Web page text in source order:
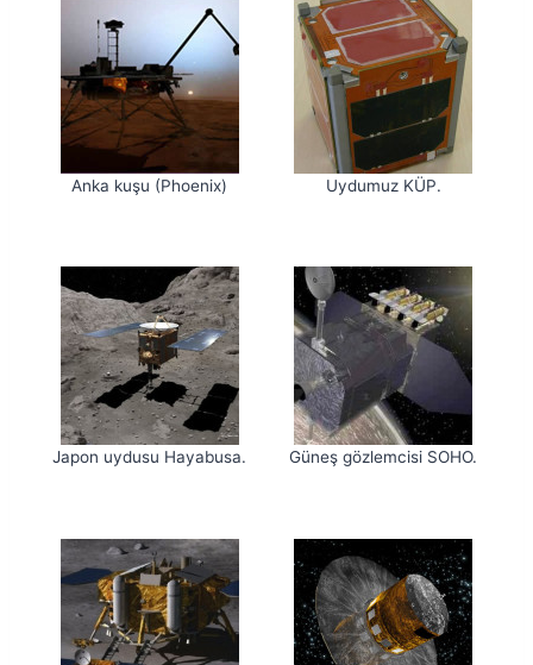
Anka kuşu (Phoenix) Uydumuz KÜP.
Japon uydusu Hayabusa. Güneş gözlemcisi SOHO.